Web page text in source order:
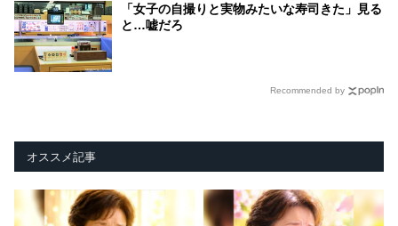
「女子の自撮りと実物みたいな寿司きた」見る
と…嘘だろ
Recommended by
オススメ記事